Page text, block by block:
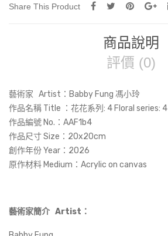
Share This Product
商品說明
評價 (0)
藝術家 Artist：Babby Fung 馮小玲
作品名稱 Title ：花花系列: 4 Floral series: 4
作品編號 No.：AAF1b4
作品尺寸 Size：20x20cm
創作年份 Year：2026
原作材料 Medium：Acrylic on canvas
藝術家簡介 Artist：